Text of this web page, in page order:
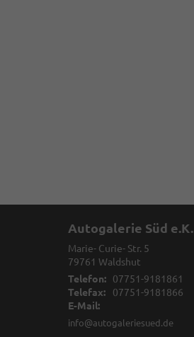
Autogalerie Süd e.K.
Marie- Curie- Str. 5
79761 Waldshut
Telefon:
07751-9181861
Telefax:
07751-9181866
E-Mail:
info@autogaleriesued.de